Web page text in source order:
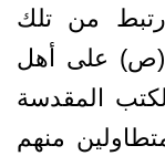
من تلك
(ص) على أهل
المقدسة
منهم